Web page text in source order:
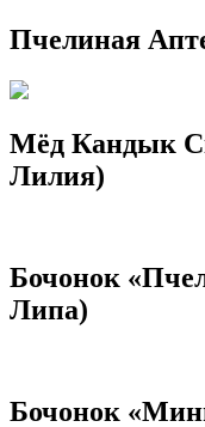
Пчелиная
Мёд Кандык
Лилия)
Бочонок
Липа)
Бочонок